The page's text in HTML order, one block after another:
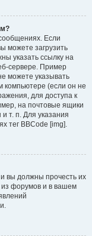
Если
можете загрузить
указать ссылку на
сервере. Пример
можете указывать
компьютере (если он не
для доступа к
на почтовые ящики
т. п. Для указания
тег BBCode [img].
вы должны прочесть их
из форумов и в вашем